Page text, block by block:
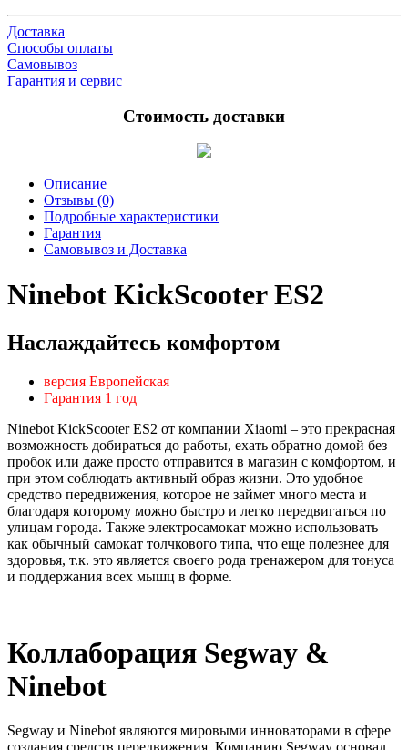
Доставка
Способы оплаты
Самовывоз
Гарантия и сервис
Стоимость доставки
Описание
Отзывы (0)
Подробные характеристики
Гарантия
Самовывоз и Доставка
Ninebot KickScooter ES2
Наслаждайтесь комфортом
версия Европейская
Гарантия 1 год
Ninebot KickScooter ES2 от компании Xiaomi – это прекрасная
возможность добираться до работы, ехать обратно домой без
пробок или даже просто отправится в магазин с комфортом, и
при этом соблюдать активный образ жизни. Это удобное
средство передвижения, которое не займет много места и
благодаря которому можно быстро и легко передвигаться по
улицам города. Также электросамокат можно использовать
как обычный самокат толчкового типа, что еще полезнее для
здоровья, т.к. это является своего рода тренажером для тонуса
и поддержания всех мышц в форме.
Коллаборация Segway &
Ninebot
Segway и Ninebot являются мировыми инноваторами в сфере
создания средств передвижения. Компанию Segway основал